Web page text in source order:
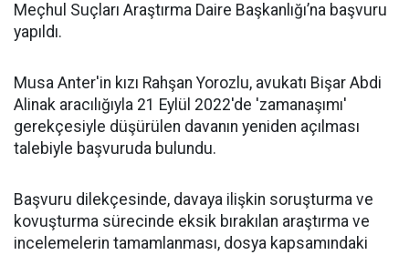
Meçhul Suçları Araştırma Daire Başkanlığı’na başvuru
yapıldı.
Musa Anter'in kızı Rahşan Yorozlu, avukatı Bişar Abdi
Alinak aracılığıyla 21 Eylül 2022'de 'zamanaşımı'
gerekçesiyle düşürülen davanın yeniden açılması
talebiyle başvuruda bulundu.
Başvuru dilekçesinde, davaya ilişkin soruşturma ve
kovuşturma sürecinde eksik bırakılan araştırma ve
incelemelerin tamamlanması, dosya kapsamındaki